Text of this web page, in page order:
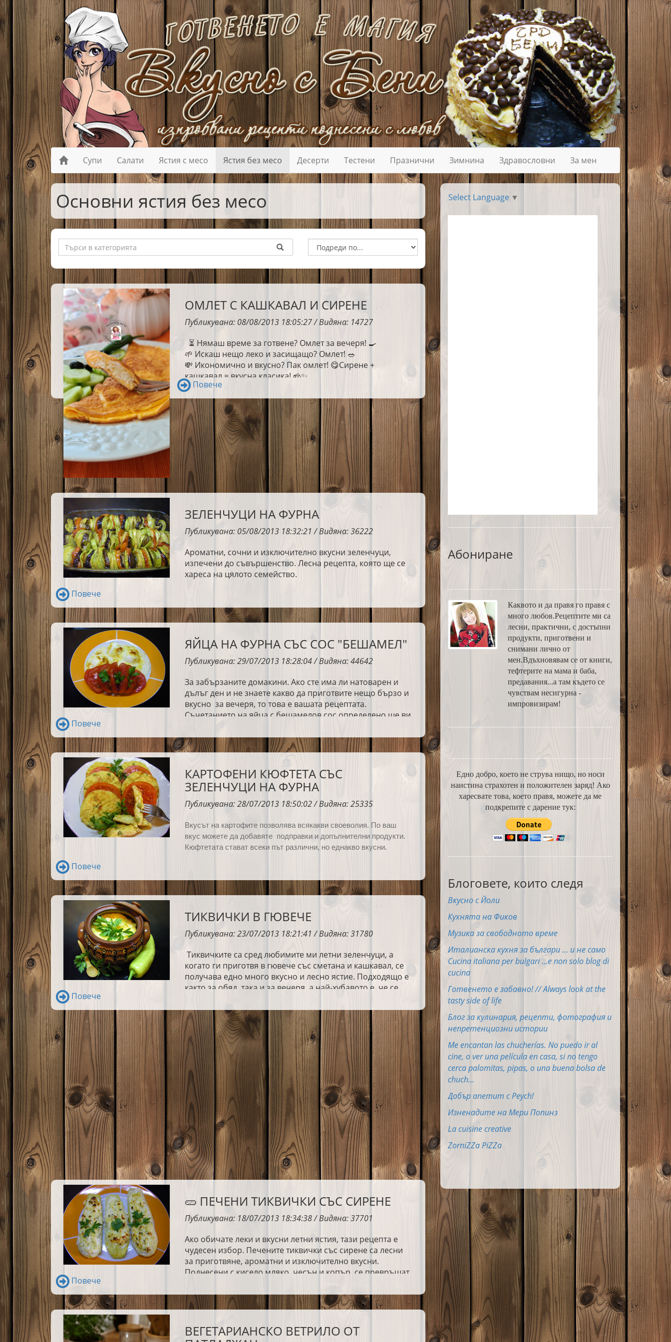
Супи Салати Ястия с месо Ястия без месо Десерти Тестени Празнични Зимнина Здравословни За мен
Основни ястия без месо
ОМЛЕТ С КАШКАВАЛ И СИРЕНЕ
Публикувана: 08/08/2013 18:05:27 / Видяна: 14727
⏳ Нямаш време за готвене? Омлет за вечеря! 🍳
🌱 Искаш нещо леко и засищащо? Омлет! 🥗
💸 Икономично и вкусно? Пак омлет! 😋Сирене +
кашкавал = вкусна класика! 🧀✨
Повече
ЗЕЛЕНЧУЦИ НА ФУРНА
Публикувана: 05/08/2013 18:32:21 / Видяна: 36222
Ароматни, сочни и изключително вкусни зеленчуци,
изпечени до съвършенство. Лесна рецепта, която ще се
хареса на цялото семейство.
Повече
ЯЙЦА НА ФУРНА СЪС СОС "БЕШАМЕЛ"
Публикувана: 29/07/2013 18:28:04 / Видяна: 44642
За забързаните домакини. Ако сте има ли натоварен и
дълъг ден и не знаете какво да приготвите нещо бързо и
вкусно за вечеря, то това е вашата рецептата.
Съчетанието на яйца с бешамелов сос определено ще ви
очарова.
Повече
КАРТОФЕНИ КЮФТЕТА СЪС
ЗЕЛЕНЧУЦИ НА ФУРНА
Публикувана: 28/07/2013 18:50:02 / Видяна: 25335
Вкусът на картофите позволява всякакви своеволия. По ваш
вкус можете да добавяте подправки и допълнителни продукти.
Кюфтетата стават всеки път различни, но еднакво вкусни.
Повече
ТИКВИЧКИ В ГЮВЕЧЕ
Публикувана: 23/07/2013 18:21:41 / Видяна: 31780
Тиквичките са сред любимите ми летни зеленчуци, а
когато ги приготвя в гювече със сметана и кашкавал, се
получава едно много вкусно и лесно ястие. Подходящо е
както за обяд, така и за вечеря, а най-хубавото е, че се
Ако обичате рецепти с тиквички, непременно опитайте и
тази. Надявам се да ви хареса! 🤍
Повече
🥒 ПЕЧЕНИ ТИКВИЧКИ СЪС СИРЕНЕ
Публикувана: 18/07/2013 18:34:38 / Видяна: 37701
Ако обичате леки и вкусни летни ястия, тази рецепта е
чудесен избор. Печените тиквички със сирене са лесни
за приготвяне, ароматни и изключително вкусни.
Поднесени с кисело мляко, чесън и копър, се превръщат
Повече
ВЕГЕТАРИАНСКО ВЕТРИЛО ОТ
Select Language ▼
Абониране
Каквото и да правя го правя с
много любов.Рецептите ми са
лесни, практични, с достъпни
продукти, приготвени и
снимани лично от
мен.Вдъхновявам се от книги,
тефтерите на мама и баба,
предавания...а там където се
чувствам несигурна -
импровизирам!
Едно добро, което не струва нищо, но носи
наистина страхотен и положителен заряд! Ако
харесвате това, което правя, можете да ме
подкрепите с дарение тук:
Блоговете, които следя
Вкусно с Йоли
Кухнята на Фиков
Музика за свободното време
Италианска кухня за българи ... и не само
Cucina italiana per bulgari ...e non solo blog di
cucina
Готвенето е забавно! // Always look at the
tasty side of life
Блог за кулинария, рецепти, фотография и
непретенциозни истории
Me encantan las chucherías. No puedo ir al
cine, o ver una película en casa, si no tengo
cerca palomitas, pipas, o una buena bolsa de
chuch...
Добър апетит с Peych!
Изненадите на Мери Попинз
La cuisine creative
ZorniZZa PiZZa